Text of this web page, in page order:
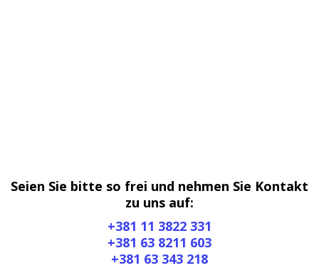
Seien Sie bitte so frei und nehmen Sie Kontakt
zu uns auf:
+381 11 3822 331
+381 63 8211 603
+381 63 343 218